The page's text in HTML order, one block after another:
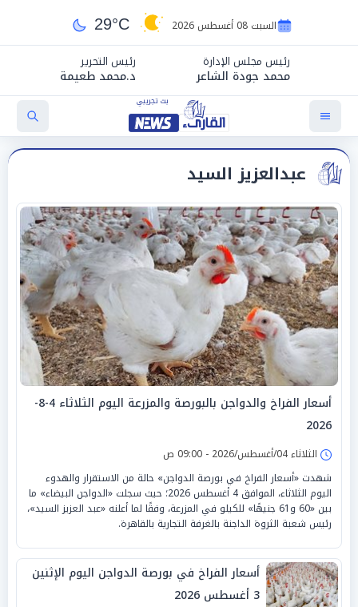
السبت 08 أغسطس 2026 29°C
رئيس مجلس الإدارة
محمد جودة الشاعر
رئيس التحرير
د.محمد طعيمة
عبدالعزيز السيد
أسعار الفراخ والدواجن بالبورصة والمزرعة اليوم الثلاثاء 4-8-
2026
الثلاثاء 04/أغسطس/2026 - 09:00 ص
شهدت «أسعار الفراخ في بورصة الدواجن» حالة من الاستقرار والهدوء
اليوم الثلاثاء، الموافق 4 أغسطس 2026؛ حيث سجلت «الدواجن البيضاء» ما
بين «60 و61 جنيهًا» للكيلو في المزرعة، وفقًا لما أعلنه «عبد العزيز السيد»،
رئيس شعبة الثروة الداجنة بالغرفة التجارية بالقاهرة.
أسعار الفراخ في بورصة الدواجن اليوم الإثنين
3 أغسطس 2026